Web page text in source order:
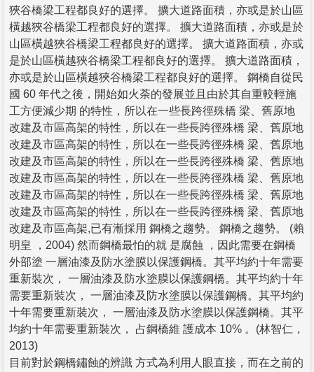
狹谷橋梁工程都良好的選擇。 擴大道路面積，亦或是於山區
橫越狹谷橋梁工程都良好的選擇。 擴大道路面積，亦或是於
山區橫越狹谷橋梁工程都良好的選擇。 擴大道路面積，亦或
是於山區橫越狹谷橋梁工程都良好的選擇。 擴大道路面積，
亦或是於山區橫越狹谷橋梁工程都良好的選擇。 鋼橋自從民
國 60 年代之後，開始如火荼的發展並且由於其自重較輕施
工方便減少期 的特性，所以在一些長跨徑殊橋 梁、舊原地
改建及市區高架的特性，所以在一些長跨徑殊橋 梁、舊原地
改建及市區高架的特性，所以在一些長跨徑殊橋 梁、舊原地
改建及市區高架的特性，所以在一些長跨徑殊橋 梁、舊原地
改建及市區高架的特性，所以在一些長跨徑殊橋 梁、舊原地
改建及市區高架的特性，所以在一些長跨徑殊橋 梁、舊原地
改建及市區高架的特性，所以在一些長跨徑殊橋 梁、舊原地
改建及市區高架,已有漸採用 鋼橋之趨勢。 鋼橋之趨勢。 (賴
明皇 ，2004) 然而鋼橋最怕的就 是腐蝕 ，因此需要在鋼橋
外部塗 一層油漆及防水塗膜以保護鋼橋。其平均約十年需要
重新裝次， 一層油漆及防水塗膜以保護鋼橋。其平均約十年
需要重新裝次， 一層油漆及防水塗膜以保護鋼橋。其平均約
十年需要重新裝次， 一層油漆及防水塗膜以保護鋼橋。其平
均約十年需要重新裝次， 占鋼橋維 護成本 10% 。(林智仁，
2013)
目前對於鋼橋鏽蝕的辨識 方式為利用人眼直接，而在之前的